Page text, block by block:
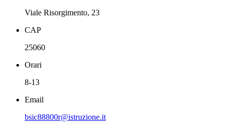
Viale Risorgimento, 23
CAP
25060
Orari
8-13
Email
bsic88800r@istruzione.it